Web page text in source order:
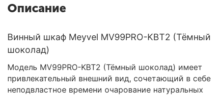
Описание
Винный шкаф Meyvel MV99PRO-KBT2 (Тёмный
шоколад)
Модель MV99PRO-KBT2 (Тёмный шоколад) имеет
привлекательный внешний вид, сочетающий в себе
неподвластное времени очарование натуральных